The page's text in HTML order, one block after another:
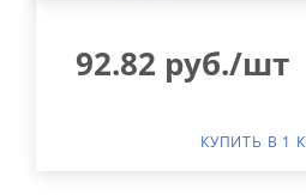
92.82 руб./шт
КУПИТЬ В 1